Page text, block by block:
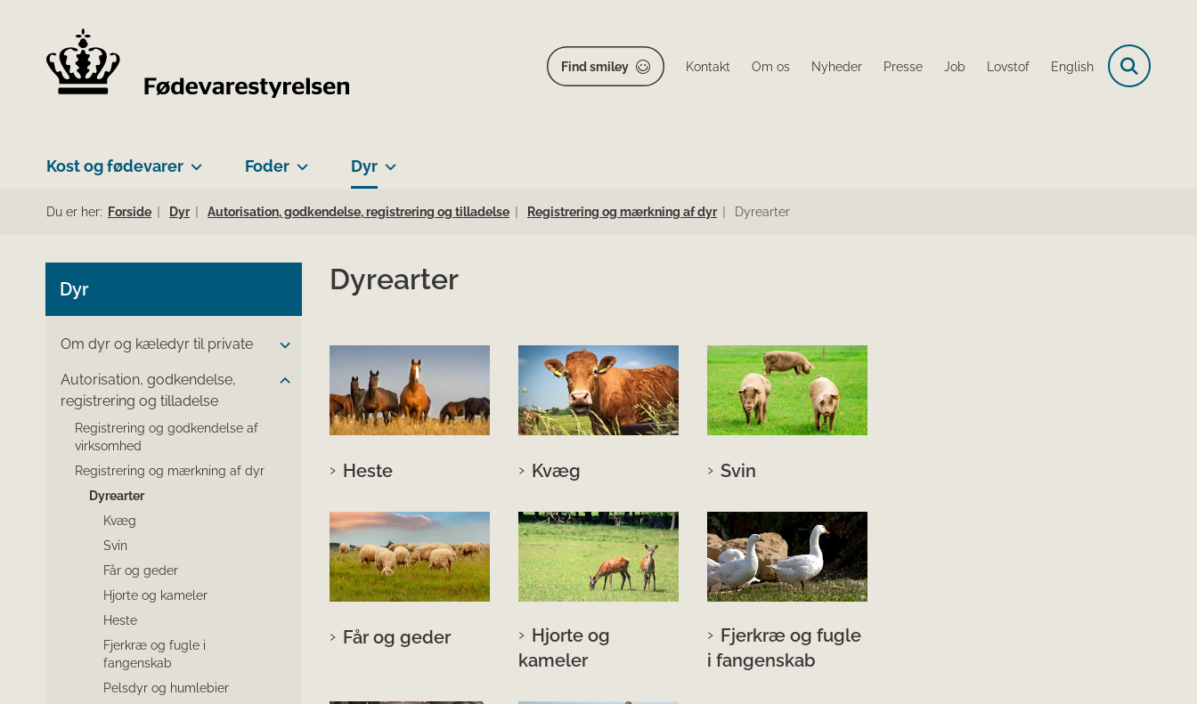
Find smiley Kontakt Om os Nyheder Presse Job Lovstof English
Kost og fødevarer Foder Dyr
Du er her: Forside Dyr Autorisation, godkendelse, registrering og tilladelse Registrering og mærkning af dyr Dyrearter
Dyr
Om dyr og kæledyr til private
Autorisation, godkendelse,
registrering og tilladelse
Registrering og godkendelse af
virksomhed
Registrering og mærkning af dyr
Dyrearter
Kvæg
Svin
Får og geder
Hjorte og kameler
Heste
Fjerkræ og fugle i
fangenskab
Pelsdyr og humlebier
Dyrearter
Heste Kvæg Svin
Får og geder
Hjorte og
kameler
Fjerkræ og fugle
i fangenskab